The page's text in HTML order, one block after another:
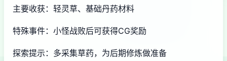
主要收获：轻灵草、基础丹药材料
特殊事件：小怪战败后可获得CG奖励
探索提示：多采集草药，为后期修炼做准备